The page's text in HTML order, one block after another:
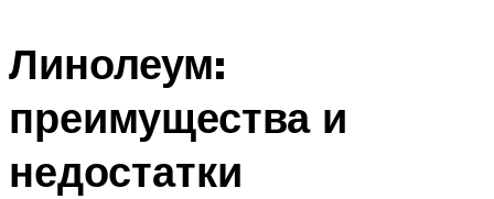
Линолеум:
преимущества и
недостатки